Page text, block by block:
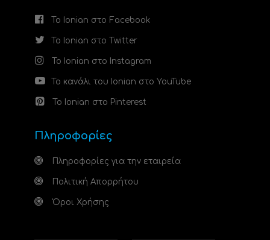
Το Ionian στο Facebook
Το Ionian στο Twitter
Το Ionian στο Instagram
Το κανάλι του Ionian στο YouTube
Το Ionian στο Pinterest
Πληροφορίες
Πληροφορίες για την εταιρεία
Πολιτική Απορρήτου
Όροι Χρήσης